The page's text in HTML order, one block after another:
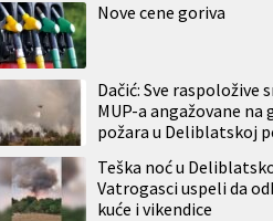
Nove cene goriva
Dačić: Sve raspoložive
MUP-a angažovane na
požara u Deliblatskoj
Teška noć u
Vatrogasci uspeli da
kuće i vikendice